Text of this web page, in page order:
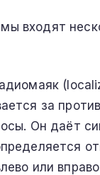
входят
за
Он даёт
или